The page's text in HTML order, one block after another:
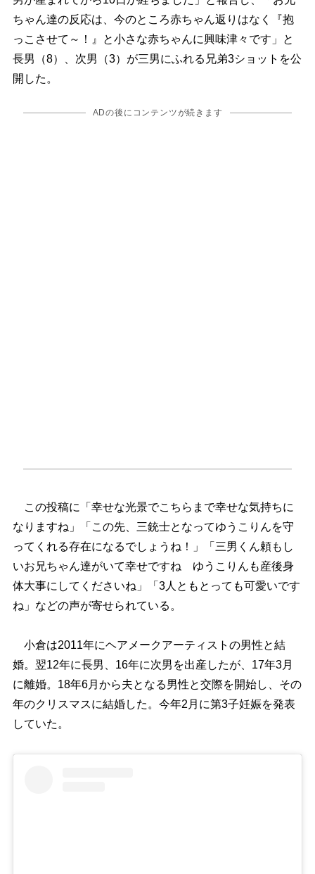
ちゃん達の反応は、今のところ赤ちゃん返りはなく『抱
っこさせて～！』と小さな赤ちゃんに興味津々です」と
長男（8）、次男（3）が三男にふれる兄弟3ショットを公
開した。
ADの後にコンテンツが続きます
この投稿に「幸せな光景でこちらまで幸せな気持ちに
なりますね」「この先、三銃士となってゆうこりんを守
ってくれる存在になるでしょうね！」「三男くん頼もし
いお兄ちゃん達がいて幸せですね ゆうこりんも産後身
体大事にしてくださいね」「3人ともとっても可愛いです
ね」などの声が寄せられている。
小倉は2011年にヘアメークアーティストの男性と結
婚。翌12年に長男、16年に次男を出産したが、17年3月
に離婚。18年6月から夫となる男性と交際を開始し、その
年のクリスマスに結婚した。今年2月に第3子妊娠を発表
していた。